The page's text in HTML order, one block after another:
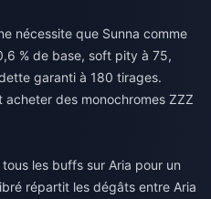
nécessite que Sunna comme
% de base, soft pity à 75,
garanti à 180 tirages.
acheter des monochromes ZZZ
les buffs sur Aria pour un
répartit les dégâts entre Aria